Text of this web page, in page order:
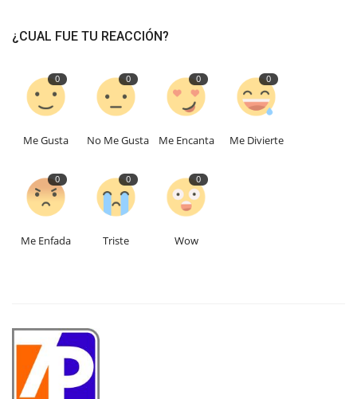
¿CUAL FUE TU REACCIÓN?
0
Me Gusta
0
No Me Gusta
0
Me Encanta
0
Me Divierte
0
Me Enfada
0
Triste
0
Wow